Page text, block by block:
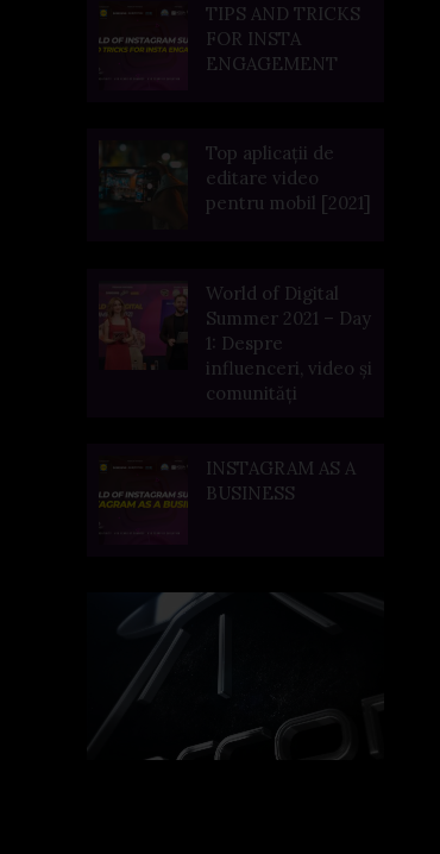
TIPS AND TRICKS
FOR INSTA
ENGAGEMENT
Top aplicații de
editare video
pentru mobil [2021]
World of Digital
Summer 2021 – Day
1: Despre
influenceri, video și
comunități
INSTAGRAM AS A
BUSINESS